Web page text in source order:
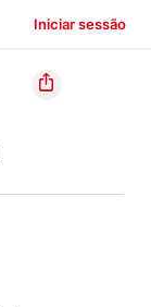
Iniciar sessão